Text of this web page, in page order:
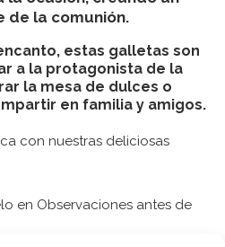
de la comunión.
estas galletas son
a la protagonista de la
la mesa de dulces o
en familia y amigos.
con nuestras deliciosas
en Observaciones antes de